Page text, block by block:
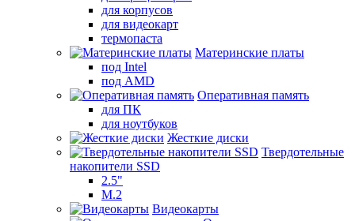
для корпусов
для видеокарт
термопаста
Материнские платы
под Intel
под AMD
Оперативная память
для ПК
для ноутбуков
Жесткие диски
Твердотельные
накопители SSD
2.5"
M.2
Видеокарты